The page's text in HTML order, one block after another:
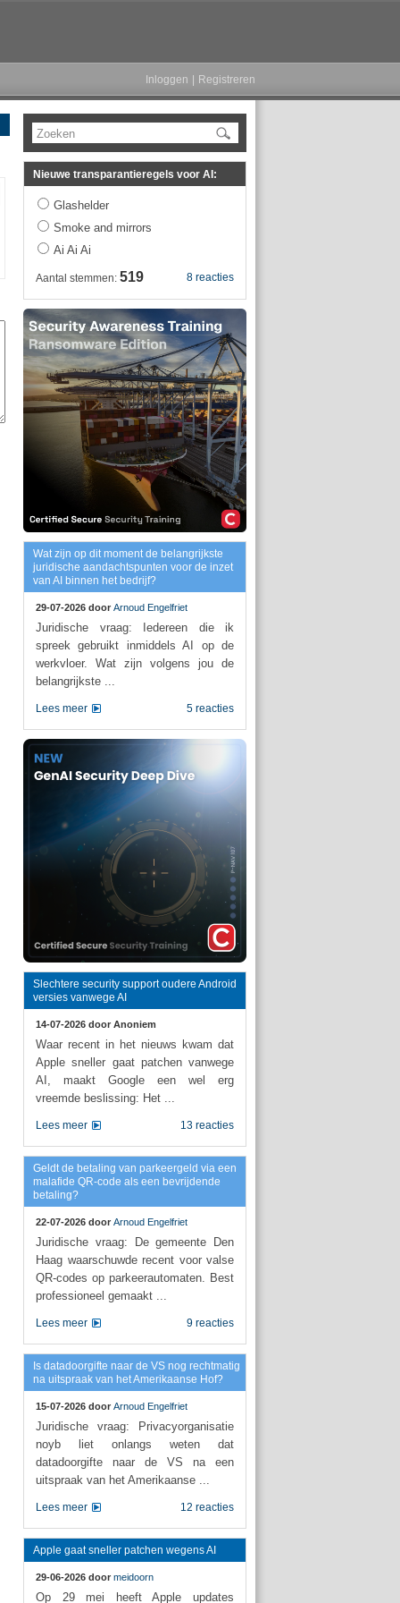
Inloggen Registreren
Zoeken
Nieuwe transparantieregels voor AI:
Glashelder
Smoke and mirrors
Ai Ai Ai
8 reacties
Aantal stemmen: 519
Wat zijn op dit moment de belangrijkste
juridische aandachtspunten voor de inzet
van AI binnen het bedrijf?
29-07-2026 door Arnoud Engelfriet
Juridische vraag: Iedereen die ik
spreek gebruikt inmiddels AI op de
werkvloer. Wat zijn volgens jou de
belangrijkste ...
5 reacties
Lees meer
Slechtere security support oudere Android
versies vanwege AI
14-07-2026 door Anoniem
Waar recent in het nieuws kwam dat
Apple sneller gaat patchen vanwege
AI, maakt Google een wel erg
vreemde beslissing: Het ...
13 reacties
Lees meer
Geldt de betaling van parkeergeld via een
malafide QR-code als een bevrijdende
betaling?
22-07-2026 door Arnoud Engelfriet
Juridische vraag: De gemeente Den
Haag waarschuwde recent voor valse
QR-codes op parkeerautomaten. Best
professioneel gemaakt ...
9 reacties
Lees meer
Is datadoorgifte naar de VS nog rechtmatig
na uitspraak van het Amerikaanse Hof?
15-07-2026 door Arnoud Engelfriet
Juridische vraag: Privacyorganisatie
noyb liet onlangs weten dat
datadoorgifte naar de VS na een
uitspraak van het Amerikaanse ...
12 reacties
Lees meer
Apple gaat sneller patchen wegens AI
29-06-2026 door meidoorn
Op 29 mei heeft Apple updates